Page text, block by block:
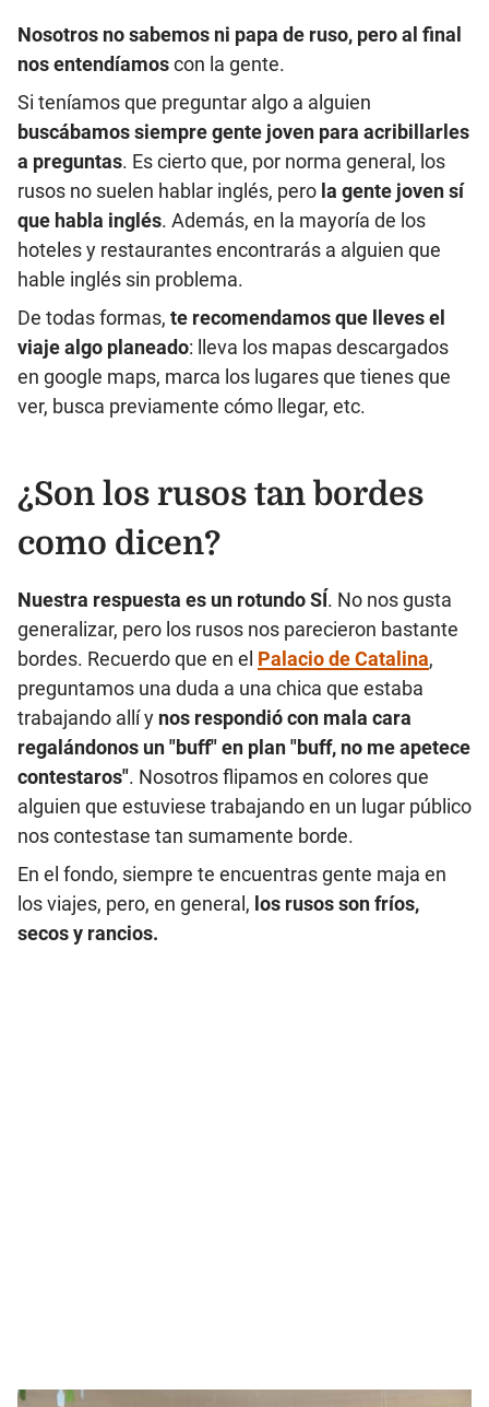
Nosotros no sabemos ni papa de ruso, pero al final
nos entendíamoscon la gente.
Si teníamos que preguntar algo a alguien
buscábamos siempre gente joven para acribillarles
a preguntas. Es cierto que, por norma general, los
rusos no suelen hablar inglés, pero la gente joven sí
que habla inglés. Además, en la mayoría de los
hoteles y restaurantes encontrarás a alguien que
hable inglés sin problema.
De todas formas, te recomendamos que lleves el
viaje algo planeado: lleva los mapas descargados
en google maps, marca los lugares que tienes que
ver, busca previamente cómo llegar, etc.
¿Son los rusos tan bordes
como dicen?
Nuestra respuesta es un rotundo SÍ. No nos gusta
generalizar, pero los rusos nos parecieron bastante
bordes. Recuerdo que en el Palacio de Catalina,
preguntamos una duda a una chica que estaba
trabajando allí y nos respondió con mala cara
regalándonos un "buff" en plan "buff, no me apetece
contestaros". Nosotros flipamos en colores que
alguien que estuviese trabajando en un lugar público
nos contestase tan sumamente borde.
En el fondo, siempre te encuentras gente maja en
los viajes, pero, en general, los rusos son fríos,
secos y rancios.